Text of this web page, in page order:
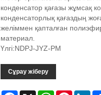
конденсатор қағазы жұмсақ
конденсаторлық қағаздың
желіммен қапталған
материал.
Үлгі:NDPJ-JYZ-PM
Сұрау жіберу